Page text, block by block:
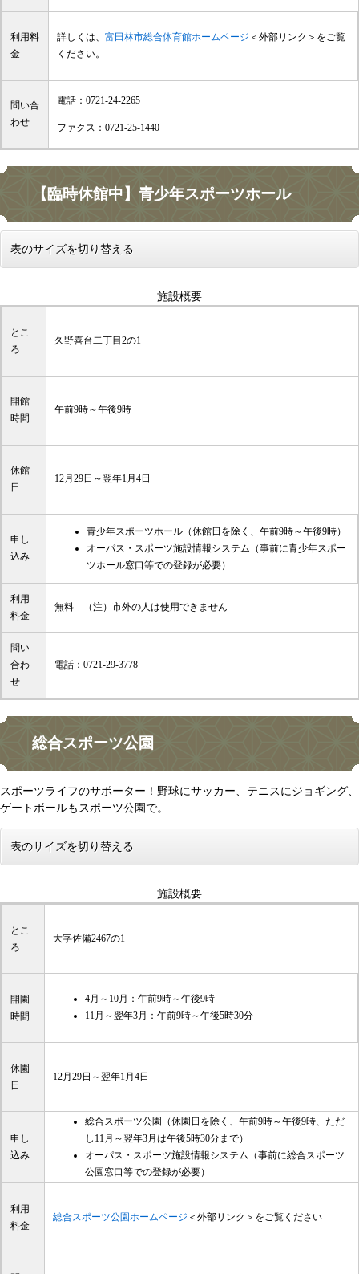
利用料
金
詳しくは、 富田林市総合体育館ホームページ ＜外部リンク＞ をご覧
ください。
問い合
わせ
電話：0721-24-2265
ファクス：0721-25-1440
【臨時休館中】青少年スポーツホール
表のサイズを切り替える
施設概要
とこ
ろ
久野喜台二丁目2の1
開館
時間
午前9時～午後9時
休館
日
12月29日～翌年1月4日
申し
込み
青少年スポーツホール（休館日を除く、午前9時～午後9時）
オーパス・スポーツ施設情報システム（事前に青少年スポー
ツホール窓口等での登録が必要）
利用
料金
無料 （注）市外の人は使用できません
問い
合わ
せ
電話：0721-29-3778
総合スポーツ公園
スポーツライフのサポーター！野球にサッカー、テニスにジョギング、
ゲートボールもスポーツ公園で。
表のサイズを切り替える
施設概要
とこ
ろ
大字佐備2467の1
開園
時間
4月～10月：午前9時～午後9時
11月～翌年3月：午前9時～午後5時30分
休園
日
12月29日～翌年1月4日
申し
込み
総合スポーツ公園（休園日を除く、午前9時～午後9時、ただ
し11月～翌年3月は午後5時30分まで）
オーパス・スポーツ施設情報システム（事前に総合スポーツ
公園窓口等での登録が必要）
利用
料金
総合スポーツ公園ホームページ ＜外部リンク＞ をご覧ください